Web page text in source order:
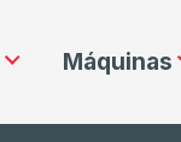
Máquinas